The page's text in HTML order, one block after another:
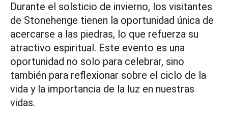
Durante el solsticio de invierno, los visitantes
de Stonehenge tienen la oportunidad única de
acercarse a las piedras, lo que refuerza su
atractivo espiritual. Este evento es una
oportunidad no solo para celebrar, sino
también para reflexionar sobre el ciclo de la
vida y la importancia de la luz en nuestras
vidas.